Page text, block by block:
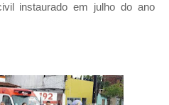
instaurado em julho do ano